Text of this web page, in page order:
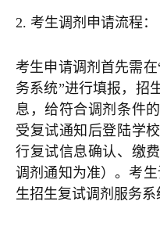
2. 考生调剂申请流程：
考生申请调剂首先需
务系统”进行填报，招
息，给符合调剂条件
受复试通知后登陆学
行复试信息确认、缴
调剂通知为准）。考
生招生复试调剂服务系